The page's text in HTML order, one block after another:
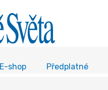
E-shop Předplatné